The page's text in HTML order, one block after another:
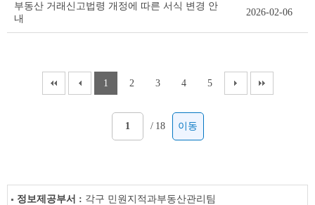
부동산 거래신고법령 개정에 따른 서식 변경 안
내
2026-02-06
1 2 3 4 5
/ 18 이동
정보제공부서 : 각구 민원지적과부동산관리팀